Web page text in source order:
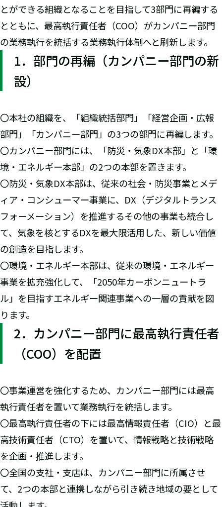
とができる組織となることを目指して3部門に再編する
とともに、最高執行責任者（COO）がカンパニー部門
の業務執行を統括する業務執行体制へと刷新します。
1．部門の再編（カンパニー部門の新
設）
〇本社の組織を、「組織統括部門」「経営企画・広報
部門」「カンパニー部門」の3つの部門に再編します。
〇カンパニー部門には、「防災・気象DX本部」と「環
境・エネルギー本部」の2つの本部を置きます。
〇防災・気象DX本部は、従来の社会・防災事業とメデ
ィア・コンシューマー事業に、DX（デジタルトランス
フォーメーション）を推進するその他の事業も統合し
て、気象を核とするDXを最大限活用した、新しい価値
の創造を目指します。
〇環境・エネルギー本部は、従来の環境・エネルギー
事業を拡充強化して、「2050年カーボンニュートラ
ル」を目指すエネルギー関連事業への一層の貢献を図
ります。
2．カンパニー部門に最高執行責任者
（COO）を配置
〇事業運営を強化するため、カンパニー部門には最高
執行責任者を置いて業務執行を統括します。
〇最高執行責任者の下には最高情報責任者（CIO）と最
高技術責任者（CTO）を置いて、情報戦略と技術戦略
を企画・推進します。
〇全国の支社・支店は、カンパニー部門に所属させ
て、2つの本部と連携しながら引き続き地域の要として